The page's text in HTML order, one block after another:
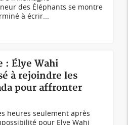
des Éléphants se montre
à écrir...
: Élye Wahi
à rejoindre les
pour affronter
heures seulement après
pour Elye Wahi